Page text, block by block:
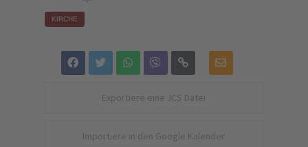
KIRCHE
Exportiere eine .ICS Datei
Importiere in den Google Kalender